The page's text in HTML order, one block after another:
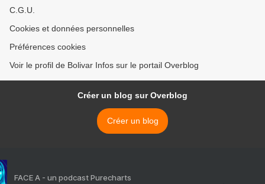
C.G.U.
Cookies et données personnelles
Préférences cookies
Voir le profil de Bolivar Infos sur le portail Overblog
Créer un blog sur Overblog
Créer un blog
FACE A - un podcast Purecharts